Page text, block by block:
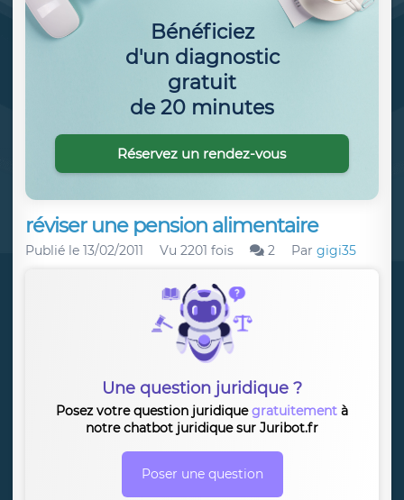
réviser une pension alimentaire
Publié le 13/02/2011 Vu 2201 fois 2 Par gigi35
Une question juridique ?
Posez votre question juridiquegratuitement à
notre chatbot juridique sur Juribot.fr
Poser une question
Bénéficiez
d'un diagnostic
gratuit
de 20 minutes
Réservez un rendez-vous